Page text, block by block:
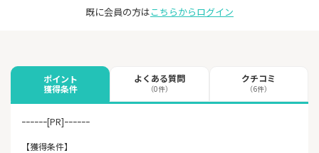
既に会員の方はこちらからログイン
ポイント
獲得条件
よくある質問
（0件）
クチコミ
（6件）
ｰｰｰｰｰｰ[PR]ｰｰｰｰｰｰ
【獲得条件】